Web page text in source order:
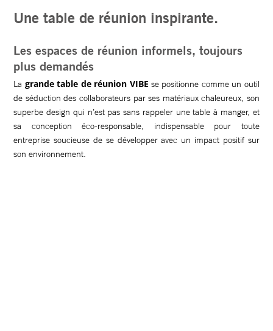
Une table de réunion inspirante.
Les espaces de réunion informels, toujours
plus demandés
La grande table de réunion VIBE se positionne comme un outil
de séduction des collaborateurs par ses matériaux chaleureux, son
superbe design qui n’est pas sans rappeler une table à manger, et
sa conception éco-responsable, indispensable pour toute
entreprise soucieuse de se développer avec un impact positif sur
son environnement.